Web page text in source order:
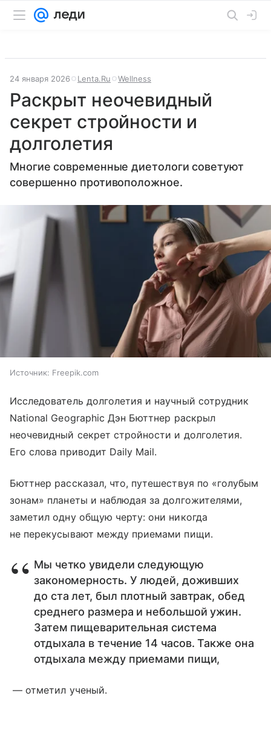
24 января 2026 Lenta.Ru Wellness
Раскрыт неочевидный
секрет стройности и
долголетия
Многие современные диетологи советуют
совершенно противоположное.
Источник: Freepik.com
Исследователь долголетия и научный сотрудник
National Geographic Дэн Бюттнер раскрыл
неочевидный секрет стройности и долголетия.
Его слова приводит Daily Mail.
Бюттнер рассказал, что, путешествуя по «голубым
зонам» планеты и наблюдая за долгожителями,
заметил одну общую черту: они никогда
не перекусывают между приемами пищи.
Мы четко увидели следующую
закономерность. У людей, доживших
до ста лет, был плотный завтрак, обед
среднего размера и небольшой ужин.
Затем пищеварительная система
отдыхала в течение 14 часов. Также она
отдыхала между приемами пищи,
— отметил ученый.